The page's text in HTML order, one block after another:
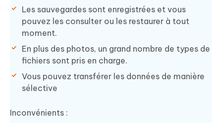
Les sauvegardes sont enregistrées et vous
pouvez les consulter ou les restaurer à tout
moment.
En plus des photos, un grand nombre de types de
fichiers sont pris en charge.
Vous pouvez transférer les données de manière
sélective
Inconvénients :